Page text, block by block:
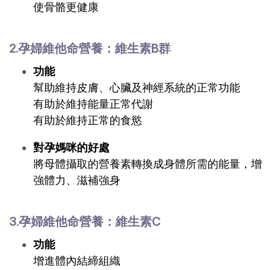
使骨骼更健康
2.孕婦維他命營養：維生素B群
功能
幫助維持皮膚、心臟及神經系統的正常功能
有助於維持能量正常代謝
有助於維持正常的食慾
對孕媽咪的好處
將母體攝取的營養素轉換成身體所需的能量，增
強體力、滋補強身
3.孕婦維他命營養：維生素C
功能
增進體內結締組織